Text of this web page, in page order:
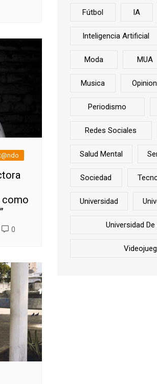
como
0
Fútbol IA
Inteligencia Artificial
Moda MUA
Musica Opinion
Periodismo
Redes Sociales
Salud Mental
Sociedad
Universidad
Universidad